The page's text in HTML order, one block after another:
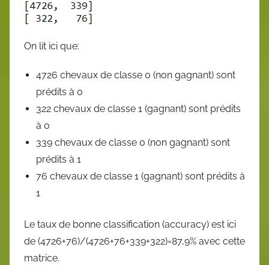
On lit ici que:
4726 chevaux de classe 0 (non gagnant) sont
prédits à 0
322 chevaux de classe 1 (gagnant) sont prédits
à 0
339 chevaux de classe 0 (non gagnant) sont
prédits à 1
76 chevaux de classe 1 (gagnant) sont prédits à
1
Le taux de bonne classification (accuracy) est ici
de (4726+76)/(4726+76+339+322)=87,9% avec cette
matrice.